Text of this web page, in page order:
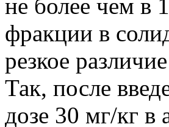
не более чем в
фракции в
резкое
Так, после
дозе 30 мг/кг в